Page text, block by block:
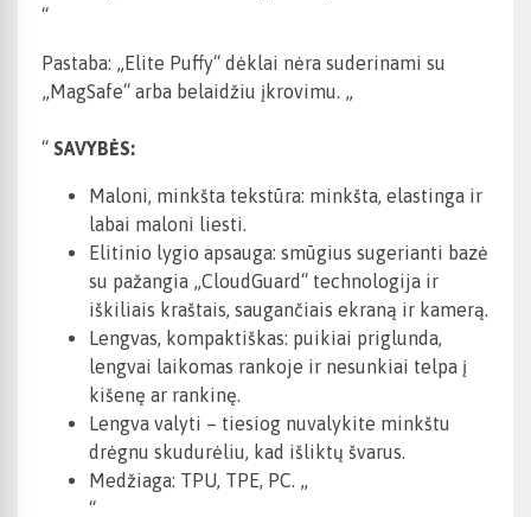
“
Pastaba: „Elite Puffy“ dėklai nėra suderinami su
„MagSafe“ arba belaidžiu įkrovimu. „
“ SAVYBĖS:
Maloni, minkšta tekstūra: minkšta, elastinga ir
labai maloni liesti.
Elitinio lygio apsauga: smūgius sugerianti bazė
su pažangia „CloudGuard“ technologija ir
iškiliais kraštais, saugančiais ekraną ir kamerą.
Lengvas, kompaktiškas: puikiai priglunda,
lengvai laikomas rankoje ir nesunkiai telpa į
kišenę ar rankinę.
Lengva valyti – tiesiog nuvalykite minkštu
drėgnu skudurėliu, kad išliktų švarus.
Medžiaga: TPU, TPE, PC. „
“